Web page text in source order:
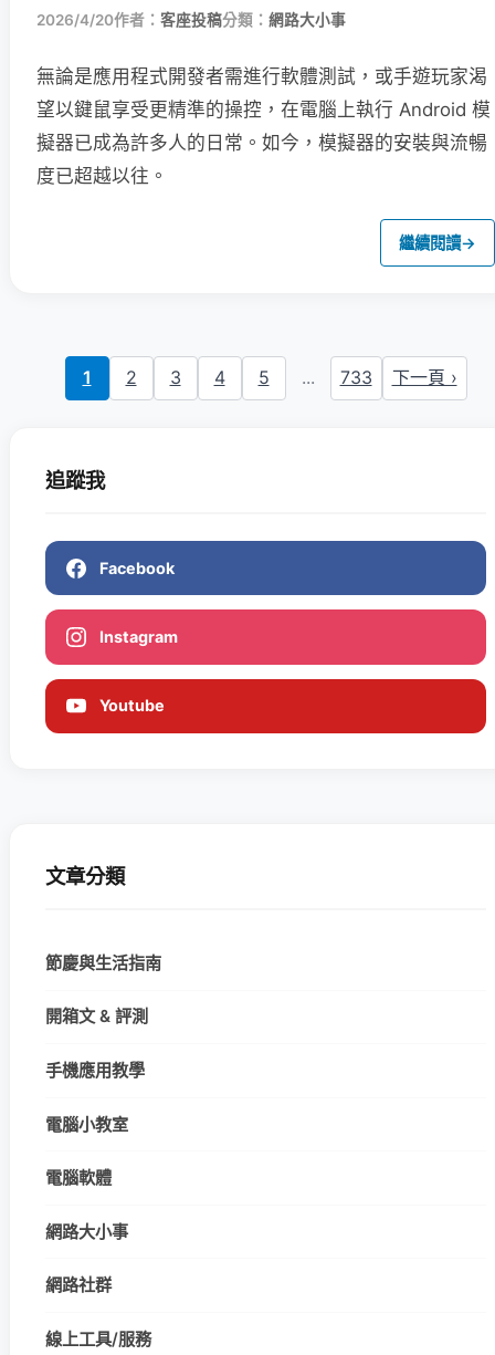
2026/4/20作者： 客座投稿分類： 網路大小事
無論是應用程式開發者需進行軟體測試，或手遊玩家渴
望以鍵鼠享受更精準的操控，在電腦上執行 Android 模
擬器已成為許多人的日常。如今，模擬器的安裝與流暢
度已超越以往。
繼續閱讀→
1 2 3 4 5 ... 733 下一頁 ›
追蹤我
Facebook
Instagram
Youtube
文章分類
節慶與生活指南
開箱文 & 評測
手機應用教學
電腦小教室
電腦軟體
網路大小事
網路社群
線上工具/服務